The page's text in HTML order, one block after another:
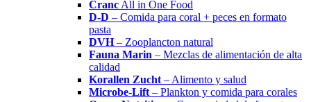
Cranc All in One Food
D-D – Comida para coral + peces en formato
pasta
DVH– Zooplancton natural
Fauna Marin – Mezclas de alimentación de alta
calidad
Korallen Zucht – Alimento y salud
Microbe-Lift – Plankton y comida para corales